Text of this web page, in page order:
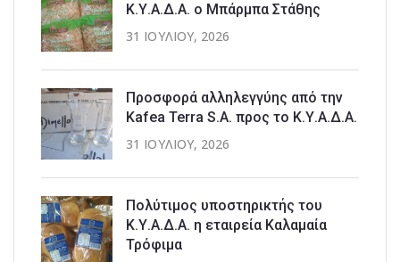
Κ.Υ.Α.Δ.Α. ο Μπάρμπα Στάθης
31 ΙΟΥΛΊΟΥ, 2026
Προσφορά αλληλεγγύης από την
Kafea Terra S.A. προς το Κ.Υ.Α.Δ.Α.
31 ΙΟΥΛΊΟΥ, 2026
Πολύτιμος υποστηρικτής του
Κ.Υ.Α.Δ.Α. η εταιρεία Καλαμαία
Τρόφιμα